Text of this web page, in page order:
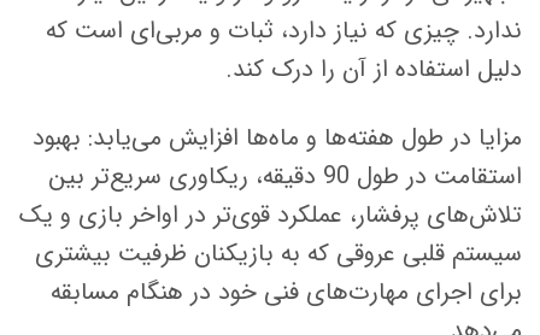
ندارد. چیزی که نیاز دارد، ثبات و مربی‌ای است که
دلیل استفاده از آن را درک کند.
مزایا در طول هفته‌ها و ماه‌ها افزایش می‌یابد: بهبود
استقامت در طول 90 دقیقه، ریکاوری سریع‌تر بین
تلاش‌های پرفشار، عملکرد قوی‌تر در اواخر بازی و یک
سیستم قلبی عروقی که به بازیکنان ظرفیت بیشتری
برای اجرای مهارت‌های فنی خود در هنگام مسابقه